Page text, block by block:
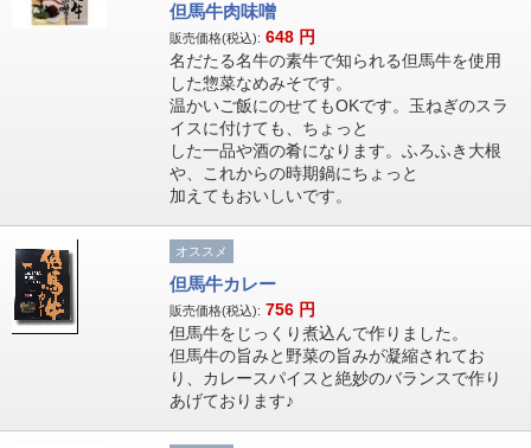
但馬牛肉味噌
販売価格(税込): 648 円
名だたる名牛の素牛で知られる但馬牛を使用
した惣菜なめみそです。
温かいご飯にのせてもOKです。玉ねぎのスラ
イスに付けても、ちょっと
した一品や酒の肴になります。ふろふき大根
や、これからの時期鍋にちょっと
加えてもおいしいです。
オススメ
但馬牛カレー
販売価格(税込): 756 円
但馬牛をじっくり煮込んで作りました。
但馬牛の旨みと野菜の旨みが凝縮されてお
り、カレースパイスと絶妙のバランスで作り
あげております♪